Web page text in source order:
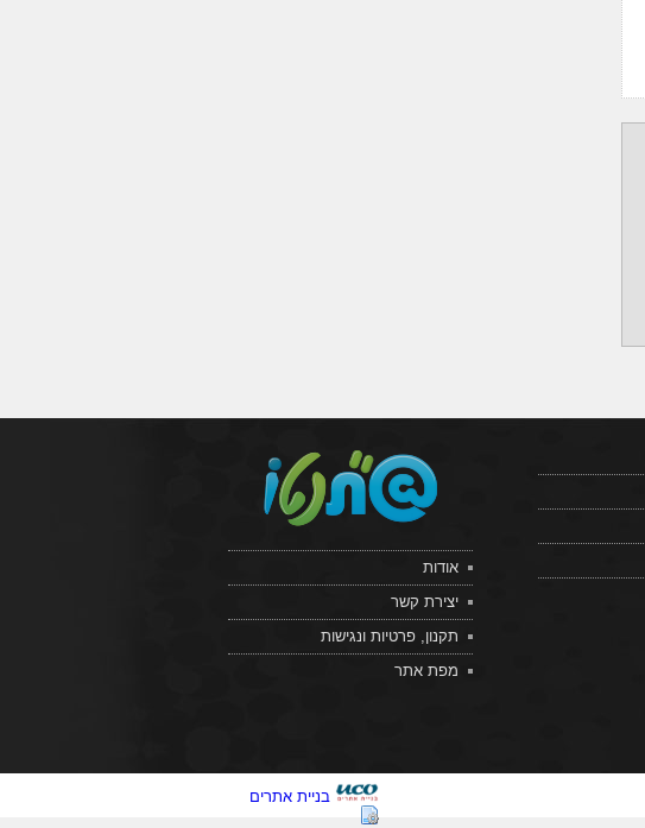
אודות
יצירת קשר
תקנון, פרטיות ונגישות
מפת אתר
בניית אתרים